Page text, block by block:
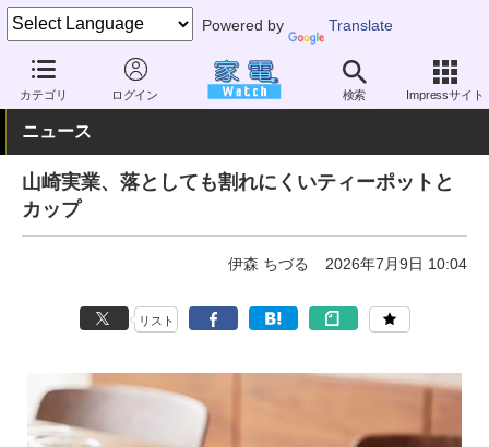
Powered by Translate
カテゴリ ログイン 検索 Impressサイト
家電 Watch その他・家電 雑貨 キッチン雑貨
ニュース
山崎実業、落としても割れにくいティーポットと
カップ
伊森 ちづる 2026年7月9日 10:04
リスト